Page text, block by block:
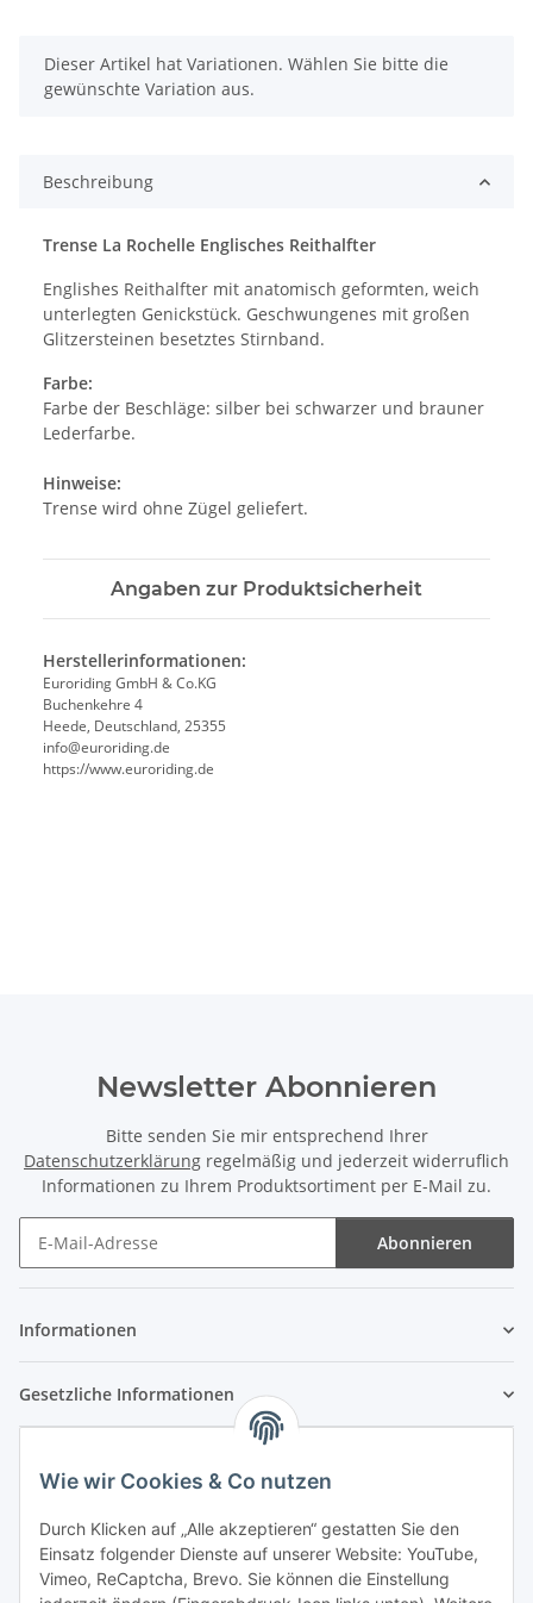
Wie wir Cookies & Co nutzen
Durch Klicken auf „Alle akzeptieren“ gestatten Sie den
Einsatz folgender Dienste auf unserer Website: YouTube,
Vimeo, ReCaptcha, Brevo. Sie können die Einstellung
x
Dieser Artikel hat Variationen. Wählen Sie bitte die
gewünschte Variation aus.
Beschreibung
Trense La Rochelle Englisches Reithalfter
Englishes Reithalfter mit anatomisch geformten, weich
unterlegten Genickstück. Geschwungenes mit großen
Glitzersteinen besetztes Stirnband.
Farbe:
Farbe der Beschläge: silber bei schwarzer und brauner
Lederfarbe.
Hinweise:
Trense wird ohne Zügel geliefert.
Angaben zur Produktsicherheit
Herstellerinformationen:
Euroriding GmbH & Co.KG
Buchenkehre 4
Heede, Deutschland, 25355
info@euroriding.de
https://www.euroriding.de
Newsletter Abonnieren
Bitte senden Sie mir entsprechend Ihrer
Datenschutzerklärung regelmäßig und jederzeit widerruflich
Informationen zu Ihrem Produktsortiment per E-Mail zu.
Abonnieren
Informationen
Gesetzliche Informationen